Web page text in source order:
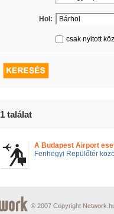
Hol:
csak nyitott
1 találat
A Budapest Airport
Ferihegyi Repülőtér
© 2007 Copyright